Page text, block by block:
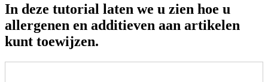
In deze tutorial laten we u zien hoe u
allergenen en additieven aan artikelen
kunt toewijzen.